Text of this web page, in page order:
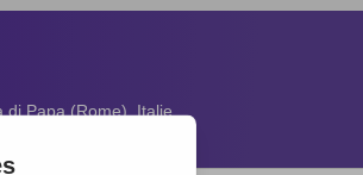
di Papa (Rome), Italie